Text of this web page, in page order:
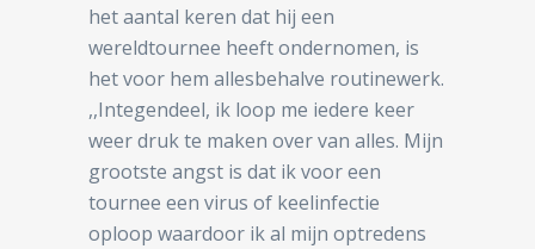
het aantal keren dat hij een
wereldtournee heeft ondernomen, is
het voor hem allesbehalve routinewerk.
,,Integendeel, ik loop me iedere keer
weer druk te maken over van alles. Mijn
grootste angst is dat ik voor een
tournee een virus of keelinfectie
oploop waardoor ik al mijn optredens